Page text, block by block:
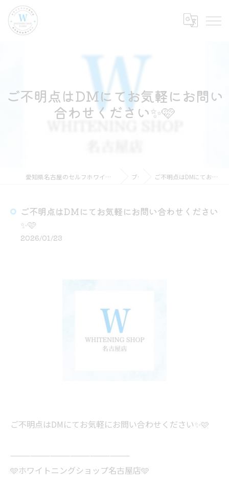
ご不明点はDMにてお気軽にお問い
合わせください✨🩷
愛知県名古屋のセルフホワイトニングならホワイトニングショップ名古屋店 ブログ ご不明点はDMにてお気軽にお問い合わせください✨🩷
ご不明点はDMにてお気軽にお問い合わせください
✨🩷
2026/01/23
ご不明点はDMにてお気軽にお問い合わせください✨🩷
——————————————————
🩵ホワイトニングショップ名古屋店🩵